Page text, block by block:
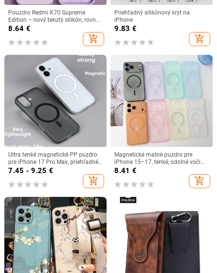
Pouzdro Redmi K70 Supreme
Edition – nový tekutý silikón, rovné
okraje, úplné krytie, proti pádu
8.64 €
add_shopping_cart
Priehľadný silikónový kryt na
iPhone
9.83 €
add_shopping_cart
Ultra tenké magnetické PP puzdro
pre iPhone 17 Pro Max, priehľadné
matné pevné puzdro
7.45 - 9.25 €
add_shopping_cart
Magnetické matné puzdro pre
iPhone 15–17, tenké, odolné voči
pádu, unisex
8.41 €
add_shopping_cart